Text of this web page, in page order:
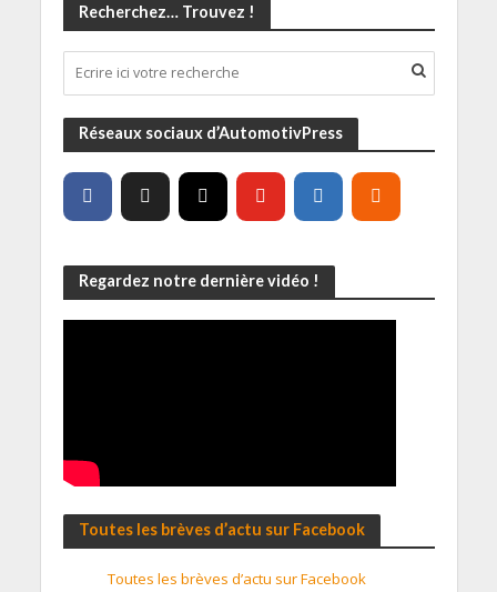
Recherchez… Trouvez !
Réseaux sociaux d’AutomotivPress
Regardez notre dernière vidéo !
Toutes les brèves d’actu sur Facebook
Toutes les brèves d’actu sur Facebook